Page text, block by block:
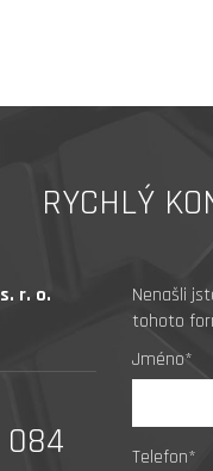
RYCHLÝ
r. o.
Nenašli
tohoto
Jméno*
Telefon*